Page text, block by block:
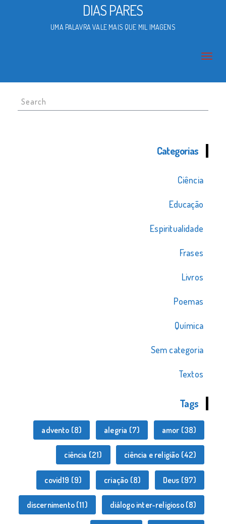
DIAS PARES
UMA PALAVRA VALE MAIS QUE MIL IMAGENS
Search
for:
Categorias
Ciência
Educação
Espiritualidade
Frases
Livros
Poemas
Química
Sem categoria
Textos
Tags
advento (8) alegria (7) amor (38)
ciência (21) ciência e religião (42)
covid19 (9) criação (8) Deus (97)
discernimento(11) diálogo inter-religioso(8)